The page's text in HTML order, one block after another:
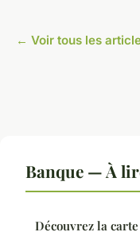
← Voir tous les
Banque — À
Découvrez la